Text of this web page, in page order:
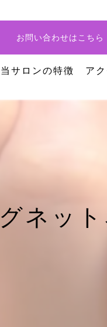
お問い合わせはこちら
当サロンの特徴
持ち込み
ア
ネッ